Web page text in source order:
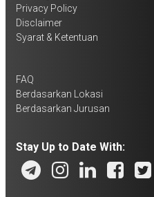
Privacy Policy
Disclaimer
Syarat & Ketentuan
FAQ
Berdasarkan Lokasi
Berdasarkan Jurusan
Stay Up to Date With: